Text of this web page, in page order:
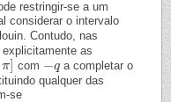
restringir-se a um
considerar o intervalo
Contudo, nas
as
π]
] com −q
−q a completar o
qualquer das
se